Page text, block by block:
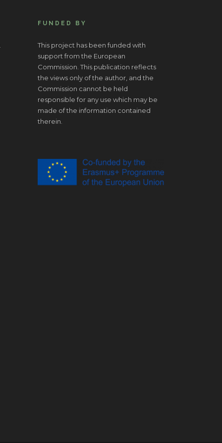
FUNDED BY
This project has been funded with
support from the European
Commission. This publication reflects
the views only of the author, and the
Commission cannot be held
responsible for any use which may be
made of the information contained
therein.